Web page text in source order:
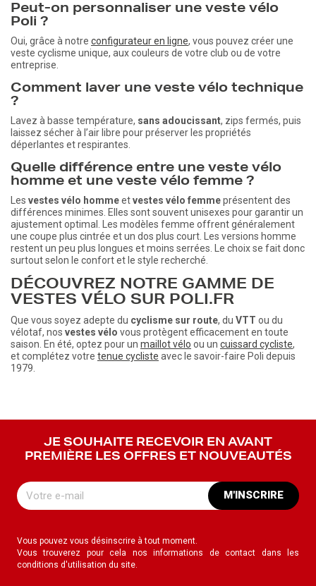
Peut-on personnaliser une veste vélo
Poli ?
Oui, grâce à notre configurateur en ligne, vous pouvez créer une
veste cyclisme unique, aux couleurs de votre club ou de votre
entreprise.
Comment laver une veste vélo technique
?
Lavez à basse température, sans adoucissant, zips fermés, puis
laissez sécher à l’air libre pour préserver les propriétés
déperlantes et respirantes.
Quelle différence entre une veste vélo
homme et une veste vélo femme ?
Les vestes vélo hommeetvestes vélo femmeprésentent des
différences minimes. Elles sont souvent unisexes pour garantir un
ajustement optimal. Les modèles femme offrent généralement
une coupe plus cintrée et un dos plus court. Les versions homme
restent un peu plus longues et moins serrées. Le choix se fait donc
surtout selon le confort et le style recherché.
DÉCOUVREZ NOTRE GAMME DE
VESTES VÉLO SUR POLI.FR
Que vous soyez adepte du cyclisme sur route, du VTT ou du
vélotaf, nos vestes vélo vous protègent efficacement en toute
saison. En été, optez pour un maillot vélo ou un cuissard cycliste,
et complétez votre tenue cycliste avec le savoir-faire Poli depuis
1979.
JE SOUHAITE RECEVOIR EN AVANT
PREMIÈRE LES OFFRES ET NOUVEAUTÉS
M'INSCRIRE
Vous pouvez vous désinscrire à tout moment.
Vous trouverez pour cela nos informations de contact dans les
conditions d'utilisation du site.